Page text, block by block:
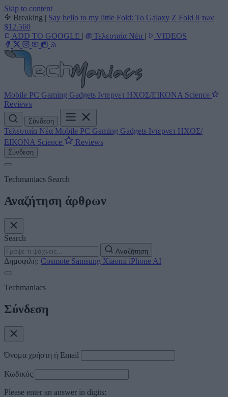
Skip to content
Breaking | Say hello to my little Fold: Το Galaxy Z Fold 8 των
$12.560
ADD TO GOOGLE | Τελευταία Νέα | VIDEOS
Mobile PC Gaming Gadgets Ιντερνετ ΗΧΟΣ/ΕΙΚΟΝΑ Science
Reviews
Σύνδεση
Τελευταία Νέα Mobile PC Gaming Gadgets Ιντερνετ ΗΧΟΣ/
ΕΙΚΟΝΑ Science Reviews
Σύνδεση
Techmaniacs Search
Αναζήτηση άρθρων
Search
Αναζήτηση
Δημοφιλή: Cosmote Samsung Xiaomi iPhone AI
Techmaniacs
Σύνδεση
Όνομα χρήστη ή Email
Κωδικός
Please enter an answer in digits: